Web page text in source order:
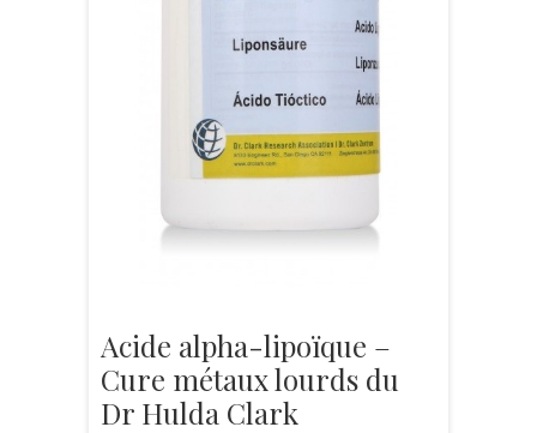
Acide alpha-lipoïque –
Cure métaux lourds du
Dr Hulda Clark